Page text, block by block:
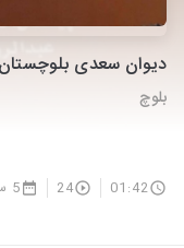
دیوان سعدی
بلوچ
01:42
24 5 سال پیش